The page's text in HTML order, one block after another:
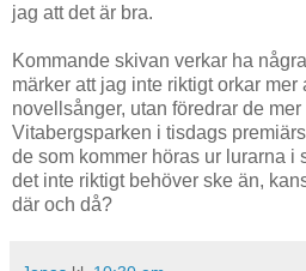
jag att det är bra.
Kommande skivan verkar ha
märker att jag inte riktigt orkar
novellsånger, utan föredrar de mer
Vitabergsparken i tisdags
de som kommer höras ur lurarna i
det inte riktigt behöver ske än,
där och då?